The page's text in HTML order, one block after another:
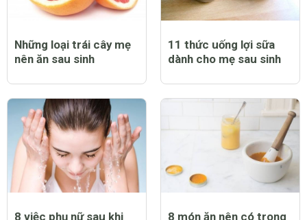
Những loại trái cây mẹ
nên ăn sau sinh
11 thức uống lợi sữa
dành cho mẹ sau sinh
8 việc phụ nữ sau khi 8 món ăn nên có trong